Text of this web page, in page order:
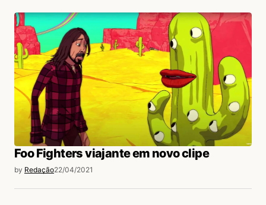
Foo Fighters viajante em novo clipe
by Redação22/04/2021